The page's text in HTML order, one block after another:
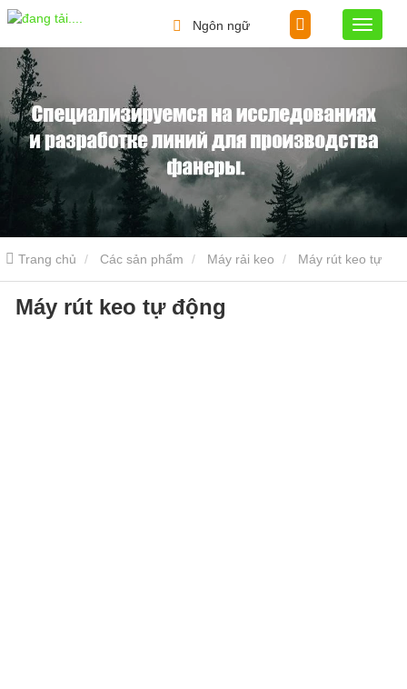
Ngôn ngữ
Trang chủ Các sản phẩm Máy rải keo
động
Máy rút keo tự động